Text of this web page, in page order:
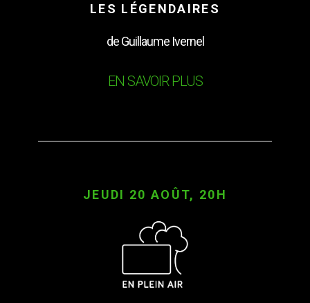
LES LÉGENDAIRES
de Guillaume Ivernel
EN SAVOIR PLUS
JEUDI 20 AOÛT, 20H